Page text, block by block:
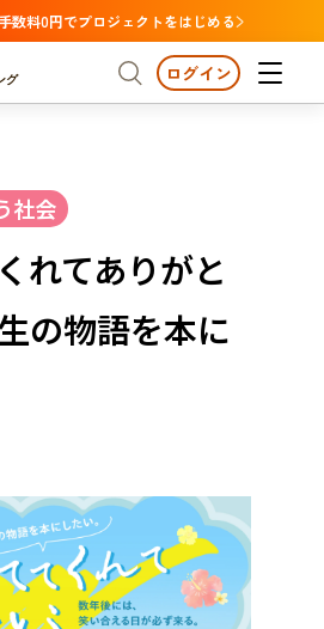
数料0円でプロジェクトをはじめる
グ
さがす
がす 国際協力
医療・福祉
人権・マイノリティ
近畿
中国
四国
額が多い
日が近い
子ども・教育
手 宮城 山形
埼玉 千葉 東京
ログイン
社会
れてありがと
生の物語を本に